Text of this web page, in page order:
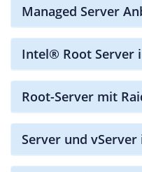
Managed Server
Intel® Root Server
Root-Server mit
Server und